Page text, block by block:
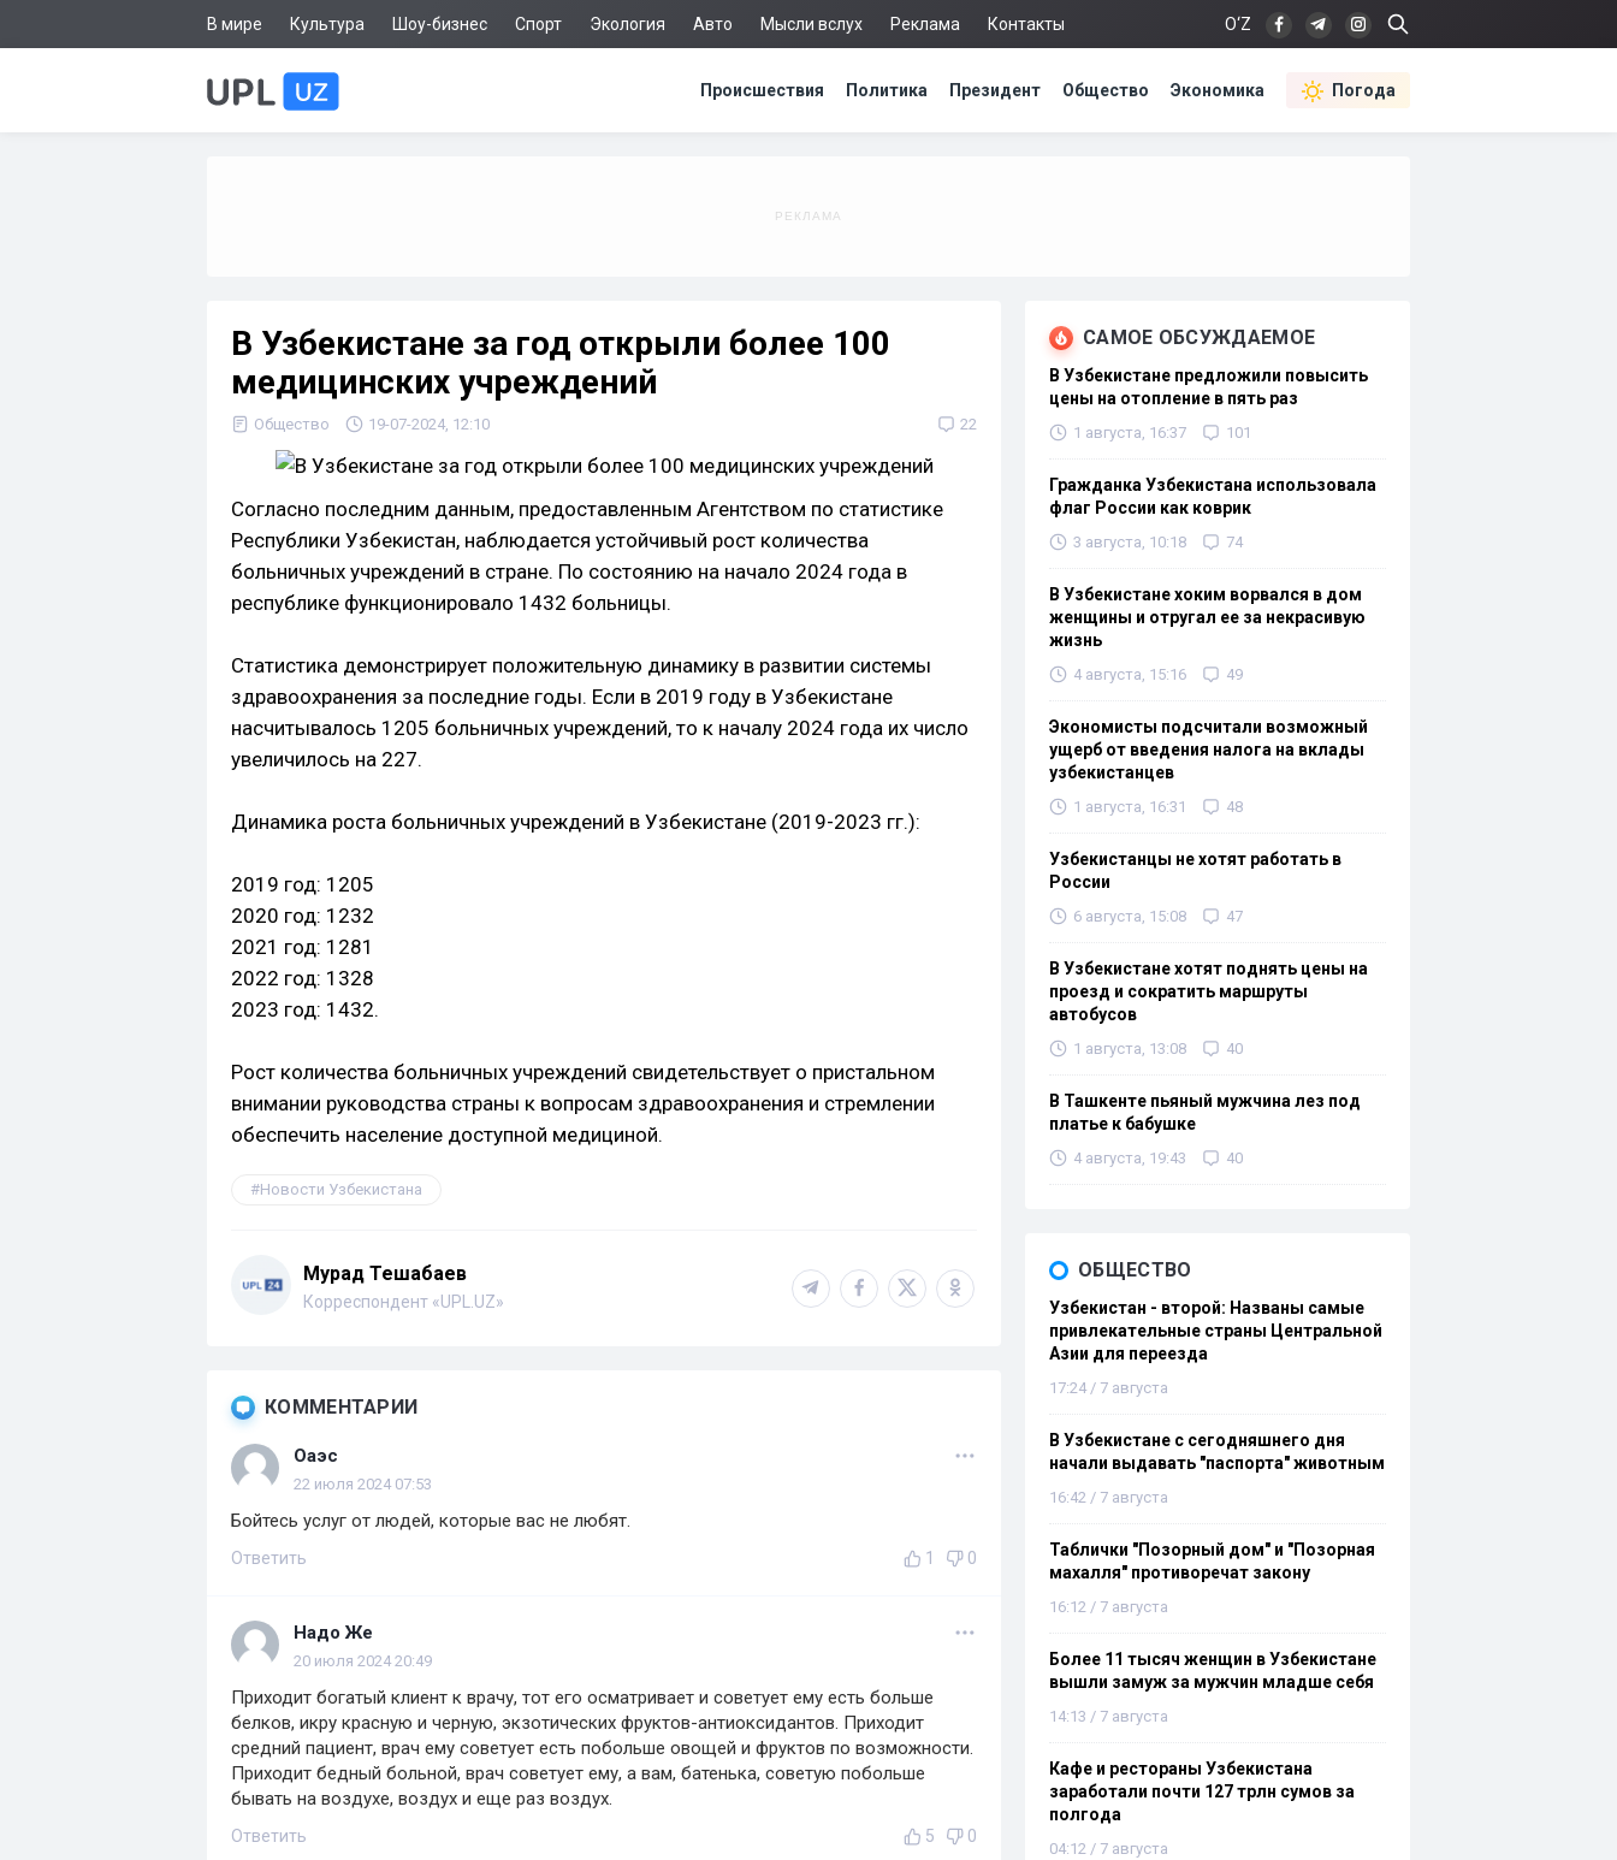
В мире Культура Шоу-бизнес Спорт Экология Авто Мысли вслух Реклама Контакты O‘Z
Происшествия Политика Президент Общество Экономика Погода
В Узбекистане за год открыли более 100
медицинских учреждений
Общество 19-07-2024, 12:10 22
Согласно последним данным, предоставленным Агентством по статистике
Республики Узбекистан, наблюдается устойчивый рост количества
больничных учреждений в стране. По состоянию на начало 2024 года в
республике функционировало 1432 больницы.
Статистика демонстрирует положительную динамику в развитии системы
здравоохранения за последние годы. Если в 2019 году в Узбекистане
насчитывалось 1205 больничных учреждений, то к началу 2024 года их число
увеличилось на 227.
Динамика роста больничных учреждений в Узбекистане (2019-2023 гг.):
2019 год: 1205
2020 год: 1232
2021 год: 1281
2022 год: 1328
2023 год: 1432.
Рост количества больничных учреждений свидетельствует о пристальном
внимании руководства страны к вопросам здравоохранения и стремлении
обеспечить население доступной медициной.
Новости Узбекистана
Мурад Тешабаев
Корреспондент «UPL.UZ»
КОММЕНТАРИИ
Оаэс
22 июля 2024 07:53
Бойтесь услуг от людей, которые вас не любят.
Ответить 1 0
Надо Же
20 июля 2024 20:49
Приходит богатый клиент к врачу, тот его осматривает и советует ему есть больше
белков, икру красную и черную, экзотических фруктов-антиоксидантов. Приходит
средний пациент, врач ему советует есть побольше овощей и фруктов по возможности.
Приходит бедный больной, врач советует ему, а вам, батенька, советую побольше
бывать на воздухе, воздух и еще раз воздух.
Ответить 5 0
САМОЕ ОБСУЖДАЕМОЕ
В Узбекистане предложили повысить
цены на отопление в пять раз
1 августа, 16:37 101
Гражданка Узбекистана использовала
флаг России как коврик
3 августа, 10:18 74
В Узбекистане хоким ворвался в дом
женщины и отругал ее за некрасивую
жизнь
4 августа, 15:16 49
Экономисты подсчитали возможный
ущерб от введения налога на вклады
узбекистанцев
1 августа, 16:31 48
Узбекистанцы не хотят работать в
России
6 августа, 15:08 47
В Узбекистане хотят поднять цены на
проезд и сократить маршруты
автобусов
1 августа, 13:08 40
В Ташкенте пьяный мужчина лез под
платье к бабушке
4 августа, 19:43 40
ОБЩЕСТВО
Узбекистан - второй: Названы самые
привлекательные страны Центральной
Азии для переезда
17:24 / 7 августа
В Узбекистане с сегодняшнего дня
начали выдавать "паспорта" животным
16:42 / 7 августа
Таблички "Позорный дом" и "Позорная
махалля" противоречат закону
16:12 / 7 августа
Более 11 тысяч женщин в Узбекистане
вышли замуж за мужчин младше себя
14:13 / 7 августа
Кафе и рестораны Узбекистана
заработали почти 127 трлн сумов за
полгода
04:12 / 7 августа